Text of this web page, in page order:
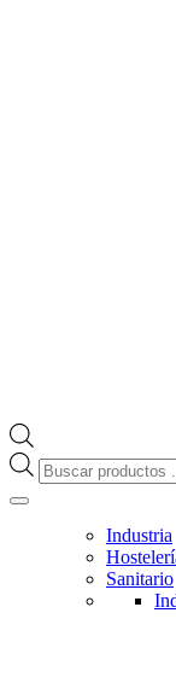
Búsqueda
de
Industria
Sanitario